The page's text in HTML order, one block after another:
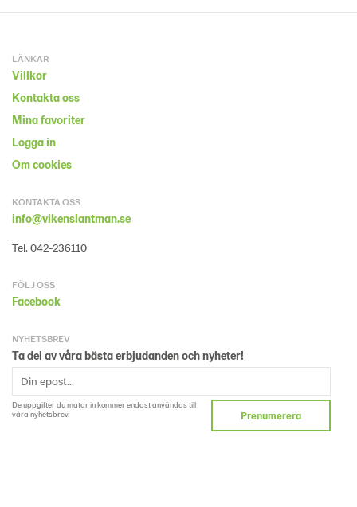
LÄNKAR
Villkor
Kontakta oss
Mina favoriter
Logga in
Om cookies
KONTAKTA OSS
info@vikenslantman.se
Tel. 042-236110
FÖLJ OSS
Facebook
NYHETSBREV
Ta del av våra bästa erbjudanden och nyheter!
De uppgifter du matar in kommer endast användas till
våra nyhetsbrev.
Prenumerera